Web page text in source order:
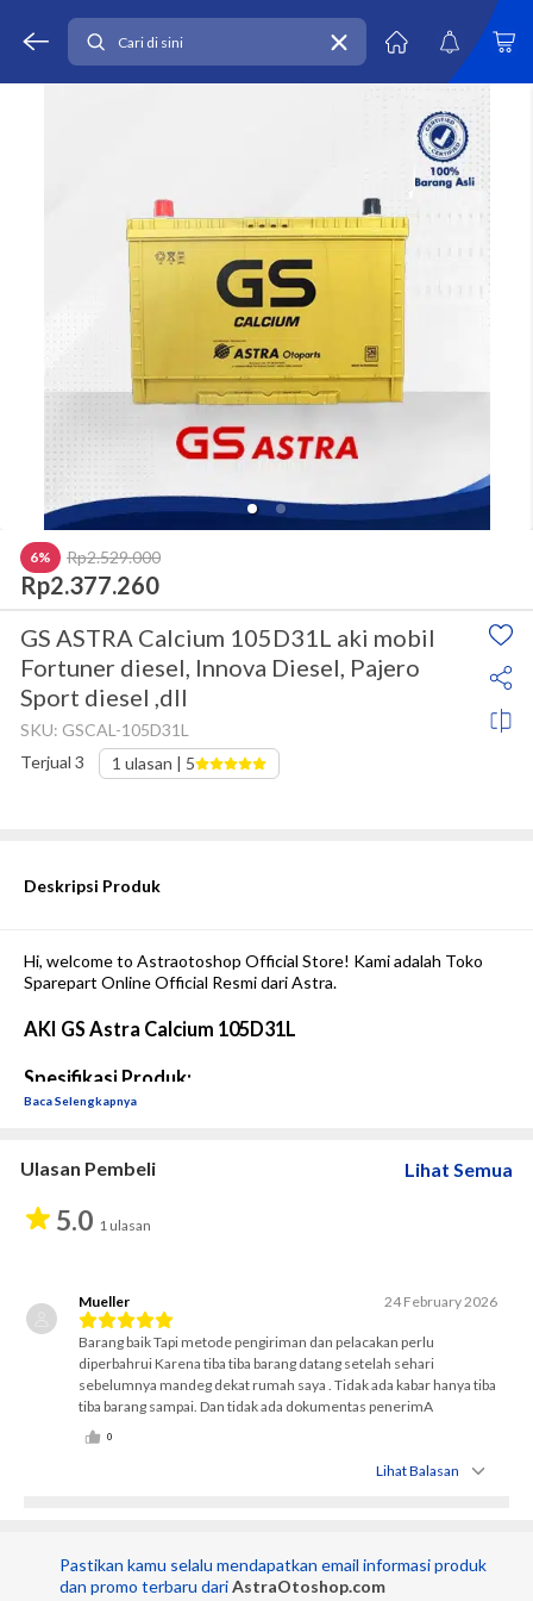
6% Rp2.529.000
Rp2.377.260
GS ASTRA Calcium 105D31L aki mobil
Fortuner diesel, Innova Diesel, Pajero
Sport diesel ,dll
SKU: GSCAL-105D31L
Terjual 3 1 ulasan | 5
Deskripsi Produk
Hi, welcome to Astraotoshop Official Store! Kami adalah Toko
Sparepart Online Official Resmi dari Astra.
AKI GS Astra Calcium 105D31L
Spesifikasi Produk:
Tipe Aki
Dimensi
: Panjang: 306 mm, Lebar: 173 mm, Tinggi: 204
Tegangan:
Aplikasi: Toyota Fortuner (diesel) (Kecuali New
Fe
Tentang Produk:
Aki GS Astra Calcium 105D31L dirancang untuk memberikan daya
maksimal pada mobil Anda. Didesain khusus dengan material
terbaik yang mendukung kelistrikan kendaraan modern.
tinggi.
Tenaga listrik (CCA) yang lebih besar (Bigger Power),
Baca Selengkapnya
Ulasan Pembeli Lihat Semua
5.0 1 ulasan
Mueller 24 February 2026
Barang baik Tapi metode pengiriman dan pelacakan perlu
diperbahrui Karena tiba tiba barang datang setelah sehari
sebelumnya mandeg dekat rumah saya . Tidak ada kabar hanya tiba
tiba barang sampai. Dan tidak ada dokumentas penerimA
0
Lihat Balasan
Pastikan kamu selalu mendapatkan email informasi produk
dan promo terbaru dari AstraOtoshop.com